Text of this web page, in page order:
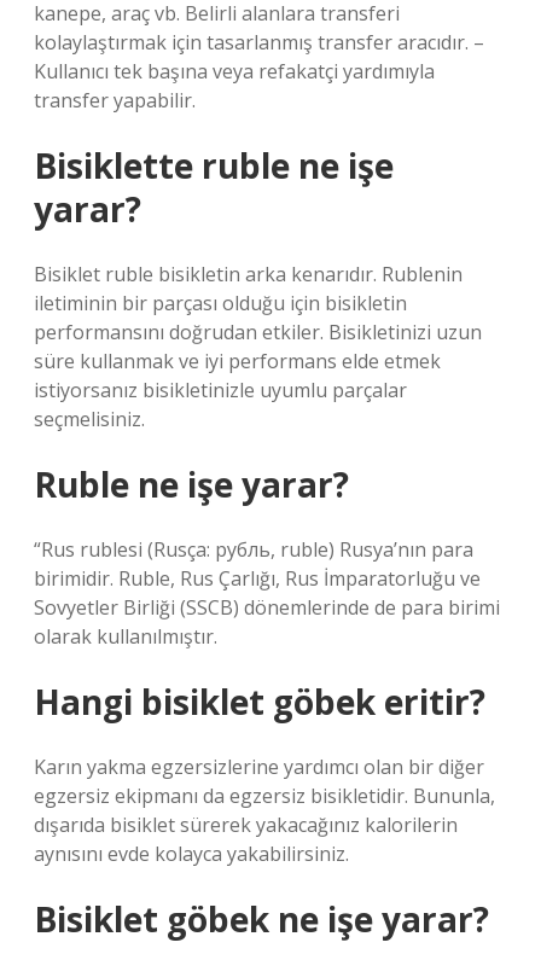
kanepe, araç vb. Belirli alanlara transferi
kolaylaştırmak için tasarlanmış transfer aracıdır. –
Kullanıcı tek başına veya refakatçi yardımıyla
transfer yapabilir.
Bisiklette ruble ne işe
yarar?
Bisiklet ruble bisikletin arka kenarıdır. Rublenin
iletiminin bir parçası olduğu için bisikletin
performansını doğrudan etkiler. Bisikletinizi uzun
süre kullanmak ve iyi performans elde etmek
istiyorsanız bisikletinizle uyumlu parçalar
seçmelisiniz.
Ruble ne işe yarar?
“Rus rublesi (Rusça: рубль, ruble) Rusya’nın para
birimidir. Ruble, Rus Çarlığı, Rus İmparatorluğu ve
Sovyetler Birliği (SSCB) dönemlerinde de para birimi
olarak kullanılmıştır.
Hangi bisiklet göbek eritir?
Karın yakma egzersizlerine yardımcı olan bir diğer
egzersiz ekipmanı da egzersiz bisikletidir. Bununla,
dışarıda bisiklet sürerek yakacağınız kalorilerin
aynısını evde kolayca yakabilirsiniz.
Bisiklet göbek ne işe yarar?